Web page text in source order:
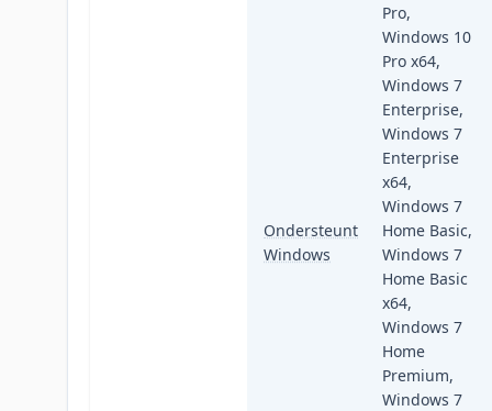
Ondersteunt
Windows
Pro,
Windows 10
Pro x64,
Windows 7
Enterprise,
Windows 7
Enterprise
x64,
Windows 7
Home Basic,
Windows 7
Home Basic
x64,
Windows 7
Home
Premium,
Windows 7